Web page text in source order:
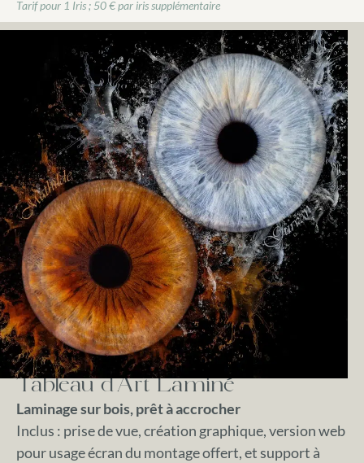
Tarif pour 1 Iris ; 50 € par iris supplémentaire
Tableau d'Art Laminé
Laminage sur bois, prêt à accrocher
Inclus : prise de vue, création graphique, version web
pour usage écran du montage offert, et support à